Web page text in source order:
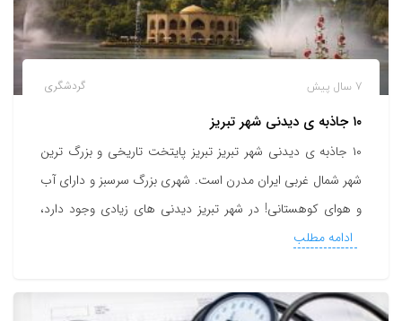
گردشگری 7 سال پیش
۱۰ جاذبه ی دیدنی شهر تبریز
۱۰ جاذبه ی دیدنی شهر تبریز تبریز پایتخت تاریخی و بزرگ ترین
شهر شمال غربی ایران مدرن است. شهری بزرگ سرسبز و دارای آب
و هوای کوهستانی! در شهر تبریز دیدنی های زیادی وجود دارد،
ادامه مطلب